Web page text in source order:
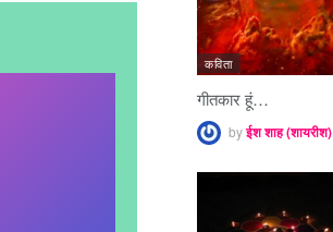
कविता
गीतकार हूं…
byईश शाह (शायरीश)